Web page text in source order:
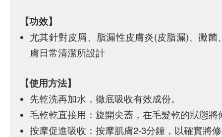
【功效】
尤其針對皮屑、脂漏性皮膚炎(皮脂漏)、黴
膚日常清潔所設計
【使用方法】
先乾洗再加水，徹底吸收有效成份。
毛乾乾直接用：旋開尖蓋，在毛髮乾的狀態
按摩促進吸收：按摩肌膚2-3分鐘，以確實將